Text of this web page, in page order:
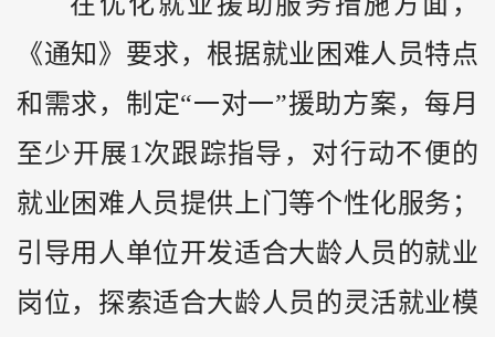
《通知》要求，根据就业困难人员特点
和需求，制定“一对一”援助方案，每月
至少开展1次跟踪指导，对行动不便的
就业困难人员提供上门等个性化服务；
引导用人单位开发适合大龄人员的就业
岗位，探索适合大龄人员的灵活就业模